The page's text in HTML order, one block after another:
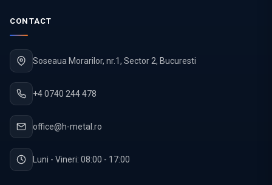
CONTACT
Soseaua Morarilor, nr.1, Sector 2, Bucuresti
+4 0740 244 478
office@h-metal.ro
Luni - Vineri: 08:00 - 17:00